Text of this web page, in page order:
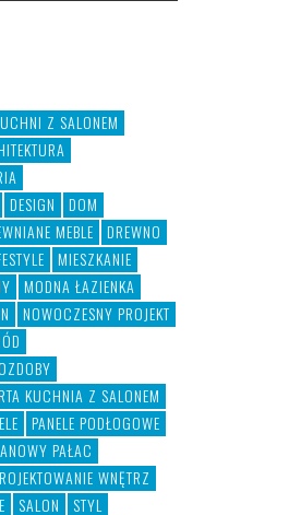
Z SALONEM
DESIGN
DOM
MEBLE
DREWNO
MIESZKANIE
MODNA ŁAZIENKA
NOWOCZESNY PROJEKT
KUCHNIA Z SALONEM
PANELE PODŁOGOWE
PAŁAC
WNĘTRZ
SALON
STYL